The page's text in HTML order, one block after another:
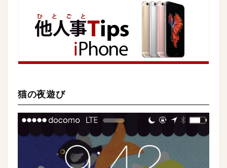
猫の夜遊び